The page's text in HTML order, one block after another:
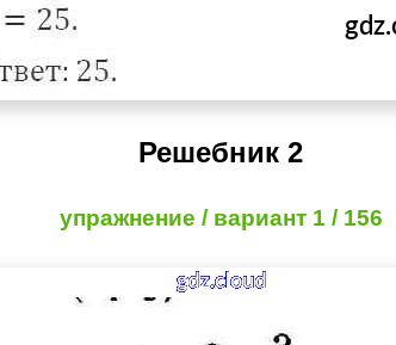
Решебник 2
упражнение / вариант 1 / 156